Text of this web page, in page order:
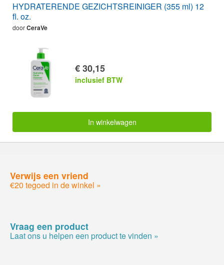
HYDRATERENDE GEZICHTSREINIGER (355 ml) 12
fl. oz.
doorCeraVe
€ 30,15
inclusief BTW
In winkelwagen
Verwijs een vriend
€20 tegoed in de winkel »
Vraag een product
Laat ons u helpen een product te vinden »